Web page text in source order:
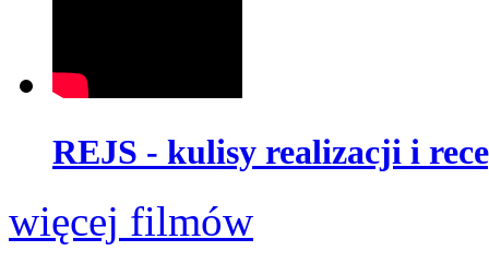
REJS - kulisy realizacji i
więcej filmów